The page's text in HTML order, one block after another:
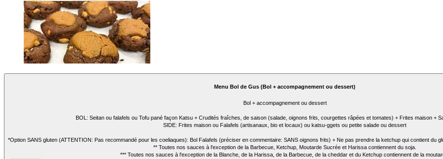
Menu Bol de Gus (Bol + accompagnement ou dessert)
Bol + accompagnement ou dessert
BOL: Seitan ou falafels ou Tofu pané façon Katsu + Crudités fraîches, de saison (salade, oignons frits, courgettes râpées et tomates) + Frites maison +
SIDE: Frites maison ou Falafels (artisanaux, bio et locaux) ou katsu-ggets ou petite salade ou dessert
*Option SANS gluten (ATTENTION: Pas recommandé pour les coeliaques): Bol Falafels (préciser en commentaire: SANS oignons frits) + Ne pas prendre la ketchup qui contient du
** Toutes nos sauces à l'exception de la Barbecue, Ketchup, Moutarde Sucrée et Harissa contiennent du soja.
*** Toutes nos sauces à l'exception de la Blanche, de la Harissa, de la Barbecue, de la cheddar et du Ketchup contiennent de la